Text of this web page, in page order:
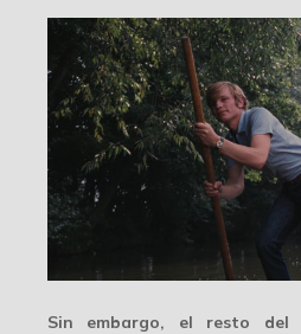
Sin embargo, el resto del